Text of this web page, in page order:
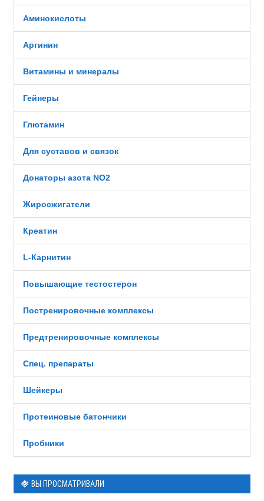
Аминокислоты
Аргинин
Витамины и минералы
Гейнеры
Глютамин
Для суставов и связок
Донаторы азота NO2
Жиросжигатели
Креатин
L-Карнитин
Повышающие тестостерон
Постренировочные комплексы
Предтренировочные комплексы
Спец. препараты
Шейкеры
Протеиновые батончики
Пробники
ВЫ ПРОСМАТРИВАЛИ